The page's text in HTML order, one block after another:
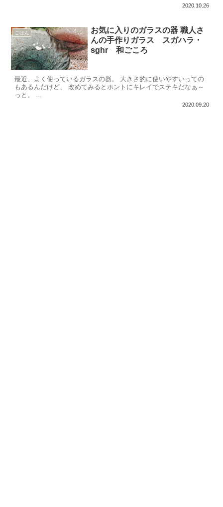
2020.10.26
ごはん
お気に入りのガラスの器 職人さ
んの手作りガラス スガハラ・
sghr 和ごころ
最近、よく使っているガラスの器。 大きさ的に使いやすいっての
もあるんだけど、 改めてみるとホントにキレイでステキだなぁ～
っと。 ...
2020.09.20